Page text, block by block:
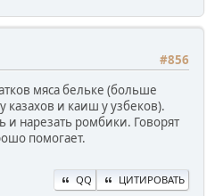
#856
мяса бельке (больше
казахов и каиш у узбеков).
и нарезать ромбики. Говорят
помогает.
QQ ЦИТИРОВАТЬ